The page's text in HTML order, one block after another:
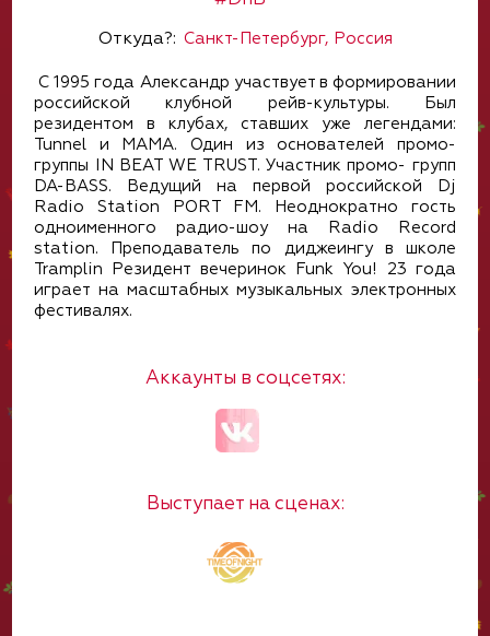
Откуда?: Санкт-Петербург, Россия
С 1995 года Александр участвует в формировании
российской клубной рейв-культуры. Был
резидентом в клубах, ставших уже легендами:
Tunnel и МАМА. Один из основателей промо-
группы IN BEAT WE TRUST. Участник промо- групп
DA-BASS. Ведущий на первой российской Dj
Radio Station PORT FM. Неоднократно гость
одноименного радио-шоу на Radio Record
station. Преподаватель по диджеингу в школе
Tramplin Резидент вечеринок Funk You! 23 года
играет на масштабных музыкальных электронных
фестивалях.
Аккаунты в соцсетях:
Выступает на сценах: